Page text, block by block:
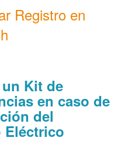
Registro en
Kit de
en caso de
del
Eléctrico